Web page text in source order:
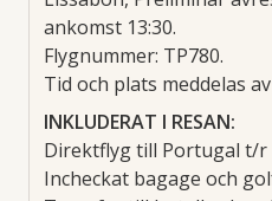
ankomst 13:30.
Flygnummer: TP780.
Tid och plats meddelas
INKLUDERAT I RESAN:
Direktflyg till Portugal t/
Incheckat bagage och